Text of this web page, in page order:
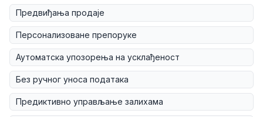
Предвиђања продаје
Персонализоване препоруке
Аутоматска упозорења на усклађеност
Без ручног уноса података
Предиктивно управљање залихама